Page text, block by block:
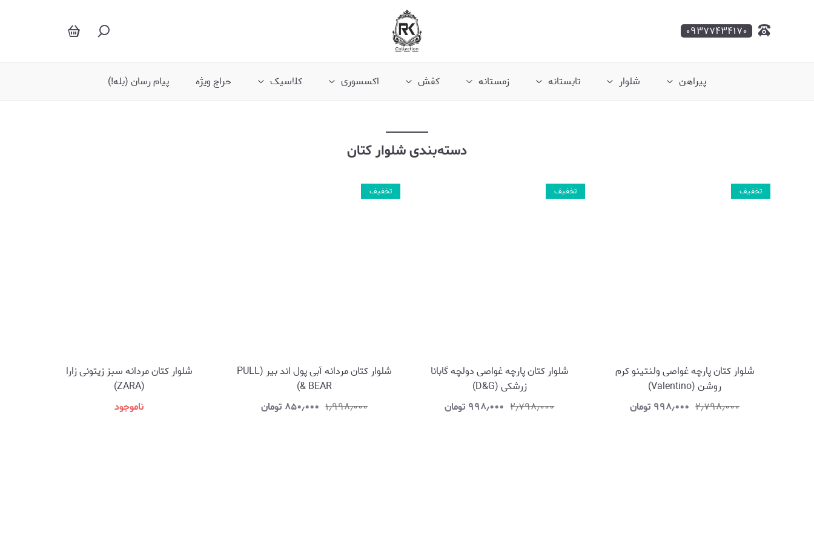
۰۹۳۷۷۴۳۴۱۷۰
پیراهن شلوار تابستانه زمستانه کفش اکسسوری کلاسیک حراج ویژه پیام رسان (بله!)
دسته‌بندی شلوار کتان
تخفیف
شلوار کتان پارچه غواصی ولنتینو کرم
روشن (Valentino)
۲٫۷۹۸٫۰۰۰ ۹۹۸٫۰۰۰ تومان
تخفیف
شلوار کتان پارچه غواصی دولچه گابانا
زرشکی (D&G)
۲٫۷۹۸٫۰۰۰ ۹۹۸٫۰۰۰ تومان
تخفیف
شلوار کتان مردانه آبی پول اند بیر (PULL
& BEAR)
۱٫۹۹۸٫۰۰۰ ۸۵۰٫۰۰۰ تومان
شلوار کتان مردانه سبز زیتونی زارا
(ZARA)
ناموجود